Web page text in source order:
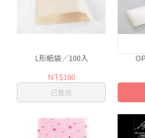
L形紙袋／100入
NT$160
已售完